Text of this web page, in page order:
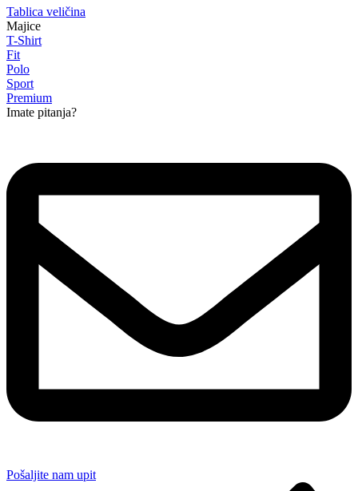
Tablica veličina
Majice
T-Shirt
Fit
Polo
Sport
Premium
Imate pitanja?
Pošaljite nam upit